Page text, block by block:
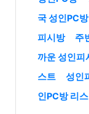
국 성인PC
피시방
주
까운 성인피
스트
성인
인PC방 리